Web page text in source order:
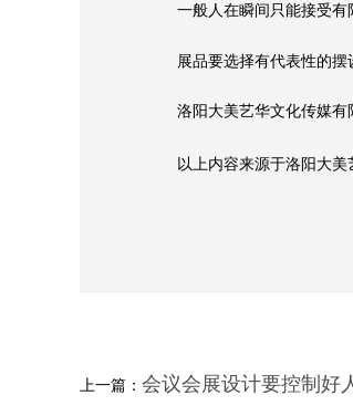
一般人在瞬间只能接受有限
展品要选择有代表性的摆设
洛阳大美艺华文化传媒有
以上内容来源于洛阳大美
上一篇： 会议会展设计要控制好